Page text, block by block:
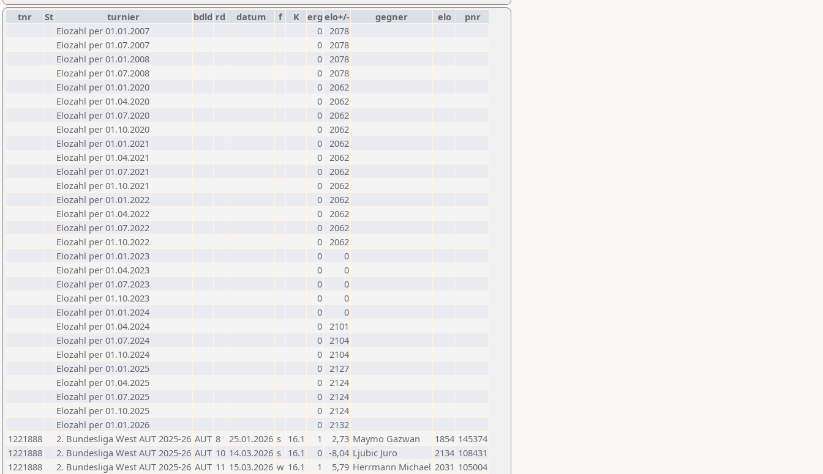
tnr
St turnier bdld rd datum f K erg elo+/- gegner elo
pnr
Elozahl per 01.01.2007
0 2078
Elozahl per 01.07.2007
0 2078
Elozahl per 01.01.2008
0 2078
Elozahl per 01.07.2008
0 2078
Elozahl per 01.01.2020
0 2062
Elozahl per 01.04.2020
0 2062
Elozahl per 01.07.2020
0 2062
Elozahl per 01.10.2020
0 2062
Elozahl per 01.01.2021
0 2062
Elozahl per 01.04.2021
0 2062
Elozahl per 01.07.2021
0 2062
Elozahl per 01.10.2021
0 2062
Elozahl per 01.01.2022
0 2062
Elozahl per 01.04.2022
0 2062
Elozahl per 01.07.2022
0 2062
Elozahl per 01.10.2022
0 2062
Elozahl per 01.01.2023
0
0
Elozahl per 01.04.2023
0
0
Elozahl per 01.07.2023
0
0
Elozahl per 01.10.2023
0
0
Elozahl per 01.01.2024
0
0
Elozahl per 01.04.2024
0 2101
Elozahl per 01.07.2024
0 2104
Elozahl per 01.10.2024
0 2104
Elozahl per 01.01.2025
0 2127
Elozahl per 01.04.2025
0 2124
Elozahl per 01.07.2025
0 2124
Elozahl per 01.10.2025
0 2124
Elozahl per 01.01.2026
0 2132
1221888
2. Bundesliga West AUT 2025-26 AUT 8 25.01.2026 s 16.1 1 2,73 Maymo Gazwan 1854 145374
1221888
2. Bundesliga West AUT 2025-26 AUT 10 14.03.2026 s 16.1 0 -8,04 Ljubic Juro 2134 108431
1221888
2. Bundesliga West AUT 2025-26 AUT 11 15.03.2026 w 16.1 1 5,79 Herrmann Michael 2031 105004